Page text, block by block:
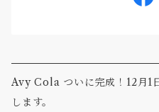
Avy Cola ついに完成！12月1日より販売開始いた
します。